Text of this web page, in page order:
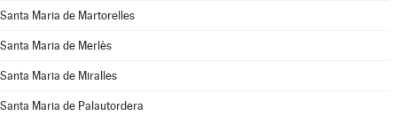
Santa Maria de Martorelles
Santa Maria de Merlès
Santa Maria de Miralles
Santa Maria de Palautordera